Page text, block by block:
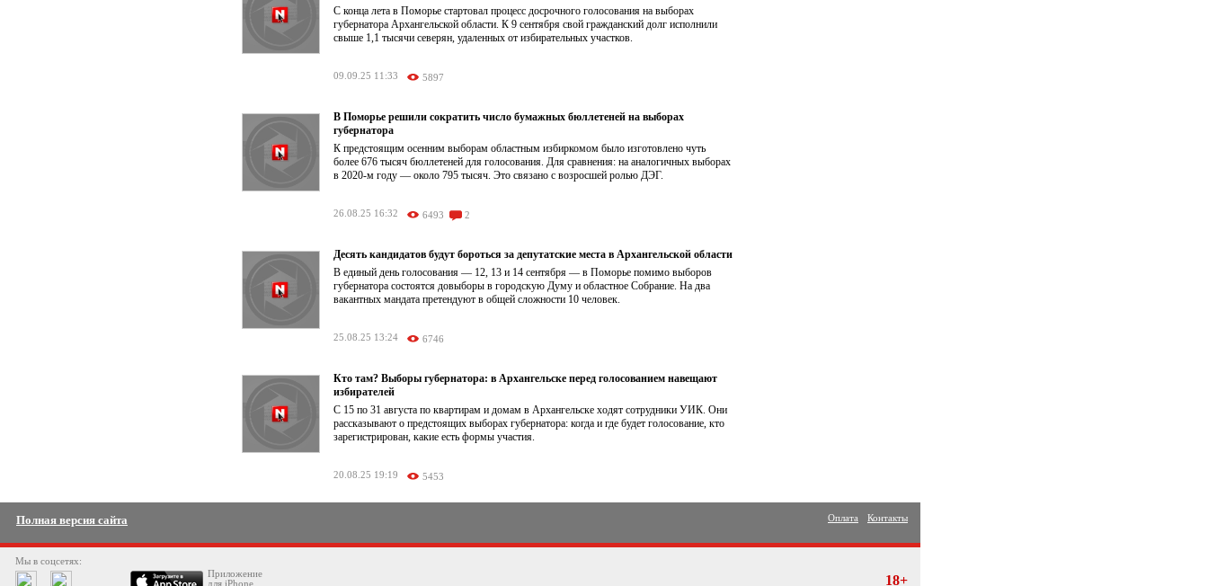
С конца лета в Поморье стартовал процесс досрочного голосования на выборах
губернатора Архангельской области. К 9 сентября свой гражданский долг исполнили
свыше 1,1 тысячи северян, удаленных от избирательных участков.
09.09.25 11:33 5897
В Поморье решили сократить число бумажных бюллетеней на выборах
губернатора
К предстоящим осенним выборам областным избиркомом было изготовлено чуть
более 676 тысяч бюллетеней для голосования. Для сравнения: на аналогичных выборах
в 2020-м году — около 795 тысяч. Это связано с возросшей ролью ДЭГ.
26.08.25 16:32 6493 2
Десять кандидатов будут бороться за депутатские места в Архангельской области
В единый день голосования — 12, 13 и 14 сентября — в Поморье помимо выборов
губернатора состоятся довыборы в городскую Думу и областное Собрание. На два
вакантных мандата претендуют в общей сложности 10 человек.
25.08.25 13:24 6746
Кто там? Выборы губернатора: в Архангельске перед голосованием навещают
избирателей
С 15 по 31 августа по квартирам и домам в Архангельске ходят сотрудники УИК. Они
рассказывают о предстоящих выборах губернатора: когда и где будет голосование, кто
зарегистрирован, какие есть формы участия.
20.08.25 19:19 5453
Полная версия сайта Оплата Контакты
Мы в соцсетях:
Приложение
для iPhone
18+